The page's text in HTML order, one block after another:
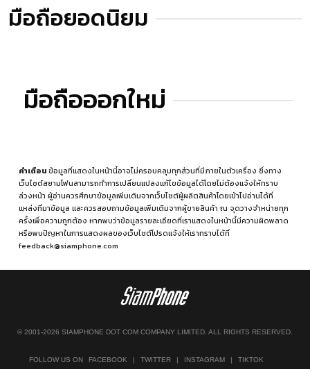
มือถือยอดนิยม
มือถือออกใหม่
คำเตือนข้อมูลที่แสดงในหน้านี้อาจไม่ครอบคลุมทุกส่วนที่มีภายในตัวเครื่อง ซึ่งทาง
เว็บไซต์สยามโฟนสามารถทำการเปลี่ยนแปลงแก้ไขข้อมูลได้โดยไม่ต้องแจ้งให้ทราบ
ล่วงหน้า ผู้อ่านควรศึกษาข้อมูลเพิ่มเติมจากเว็บไซต์ผู้ผลิตสินค้าโดยเข้าไปอ่านได้ที่
แหล่งที่มาข้อมูล และควรสอบถามข้อมูลเพิ่มเติมจากผู้ขายสินค้า ณ จุดวางจำหน่ายทุก
ครั้งเพื่อความถูกต้อง หากพบว่าข้อมูลรายละเอียดที่เราแสดงในหน้านี้มีความผิดพลาด
หรือพบปัญหาในการแสดงผลของเว็บไซต์โปรดแจ้งให้เราทราบได้ที่
feedback@siamphone.com
© 2001-2026 SIAMPHONE DOT COM COMPANY LIMITED. ALL RIGHTS RESERVED.
FOLLOW US ON FACEBOOK | TWITTER | INSTAGRAM | TIKTOK